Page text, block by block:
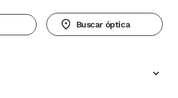
Buscar óptica